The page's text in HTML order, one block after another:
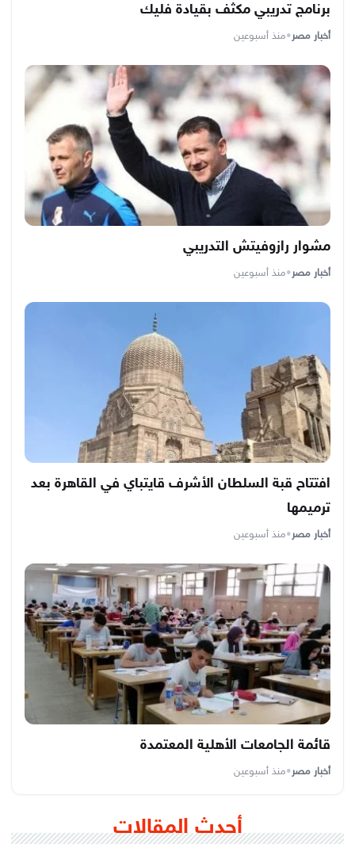
برنامج تدريبي مكثف بقيادة فليك
أخبار مصر•منذ أسبوعين
مشوار رازوفيتش التدريبي
أخبار مصر•منذ أسبوعين
افتتاح قبة السلطان الأشرف قايتباي في القاهرة بعد
ترميمها
أخبار مصر•منذ أسبوعين
قائمة الجامعات الأهلية المعتمدة
أخبار مصر•منذ أسبوعين
أحدث المقالات